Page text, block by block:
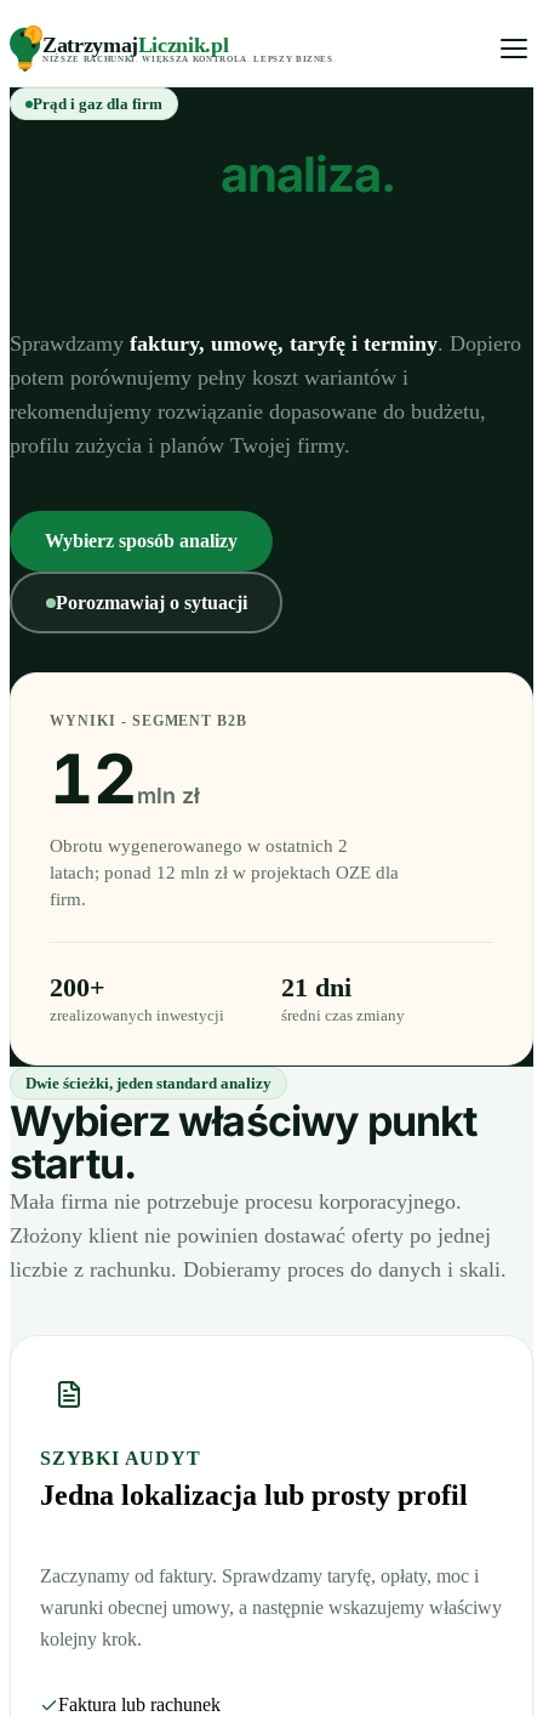
ZatrzymajLicznik.pl
NIŻSZE RACHUNKI. WIĘKSZA KONTROLA LEPSZY BIZNES
Prąd i gaz dla firm
analiza.
Sprawdzamy faktury, umowę, taryfę i terminy. Dopiero
potem porównujemy pełny koszt wariantów i
rekomendujemy rozwiązanie dopasowane do budżetu,
profilu zużycia i planów Twojej firmy.
Wybierz sposób analizy
Porozmawiaj o sytuacji
WYNIKI - SEGMENT B2B
12mln zł
Obrotu wygenerowanego w ostatnich 2
latach; ponad 12 mln zł w projektach OZE dla
firm.
200+
zrealizowanych inwestycji
21 dni
średni czas zmiany
Dwie ścieżki, jeden standard analizy
Wybierz właściwy punkt
startu.
Mała firma nie potrzebuje procesu korporacyjnego.
Złożony klient nie powinien dostawać oferty po jednej
liczbie z rachunku. Dobieramy proces do danych i skali.
SZYBKI AUDYT
Jedna lokalizacja lub prosty profil
Zaczynamy od faktury. Sprawdzamy taryfę, opłaty, moc i
warunki obecnej umowy, a następnie wskazujemy właściwy
kolejny krok.
Faktura lub rachunek